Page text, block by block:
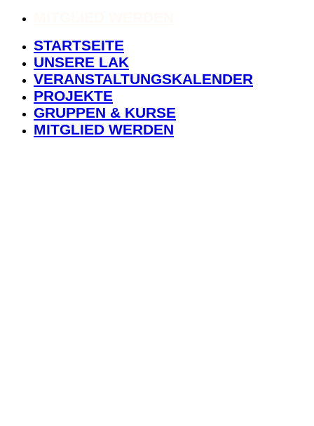
STARTSEITE
UNSERE LAK
VERANSTALTUNGSKALENDER
PROJEKTE
GRUPPEN & KURSE
MITGLIED WERDEN